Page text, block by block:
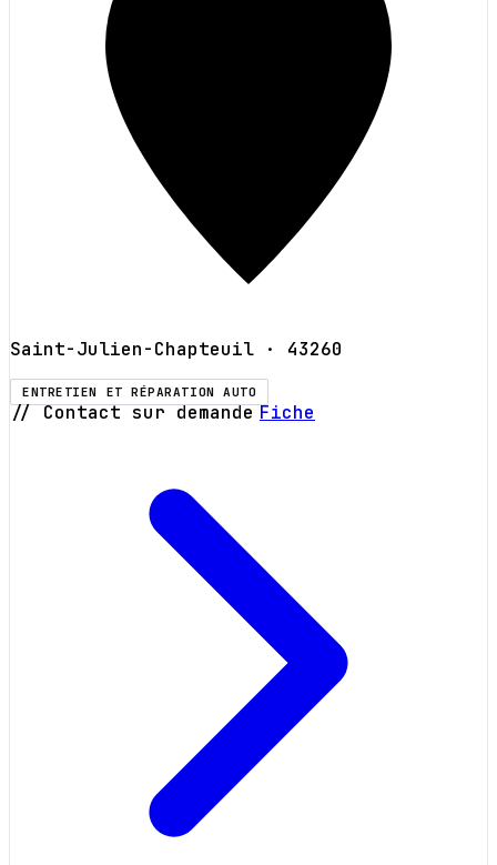
Saint-Julien-Chapteuil · 43260
ENTRETIEN ET RÉPARATION AUTO
// Contact sur demande Fiche